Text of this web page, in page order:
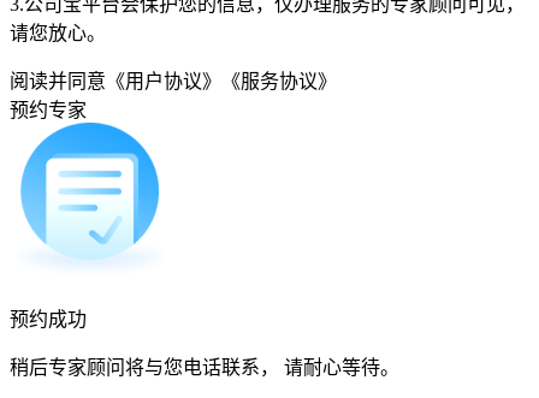
3.公司宝平台会保护您的信息，仅办理服务的专家顾问可见，
请您放心。
阅读并同意 《用户协议》
《服务协议》
预约专家
预约成功
稍后专家顾问将与您电话联系， 请耐心等待。